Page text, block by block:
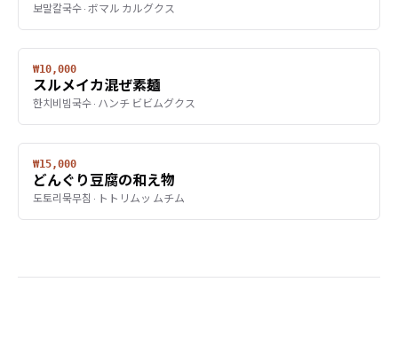
보말칼국수 · ボマル カルグクス
₩10,000
スルメイカ混ぜ素麺
한치비빔국수 · ハンチ ビビムグクス
₩15,000
どんぐり豆腐の和え物
도토리묵무침 · トトリムッ ムチム